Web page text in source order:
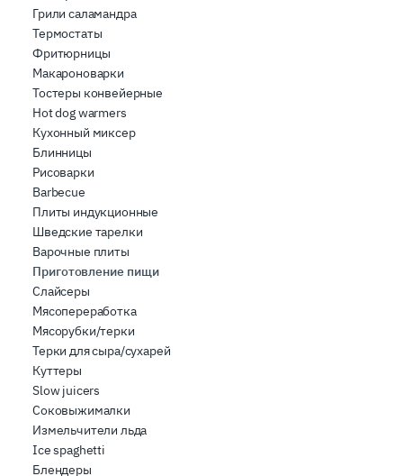
che hanno raccolto dal suo utilizzo dei loro servizi.
Грили саламандра
Термостаты
Фритюрницы
Макароноварки
Тостеры конвейерные
Hot dog warmers
Кухонный миксер
Блинницы
Рисоварки
Barbecue
Плиты индукционные
Шведские тарелки
Варочные плиты
Приготовление пищи
Слайсеры
Мясопереработка
Мясорубки/терки
Терки для сыра/сухарей
Куттеры
Slow juicers
Соковыжималки
Измельчители льда
Ice spaghetti
Блендеры